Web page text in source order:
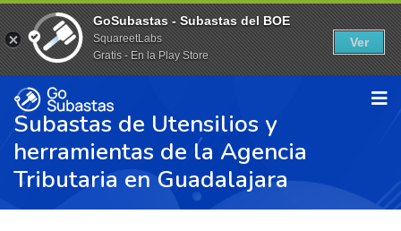
Subastas de Utensilios y
herramientas de la Agencia
Tributaria en Guadalajara
GoSubastas - Subastas del BOE
SquareetLabs
Gratis - En la Play Store
Ver